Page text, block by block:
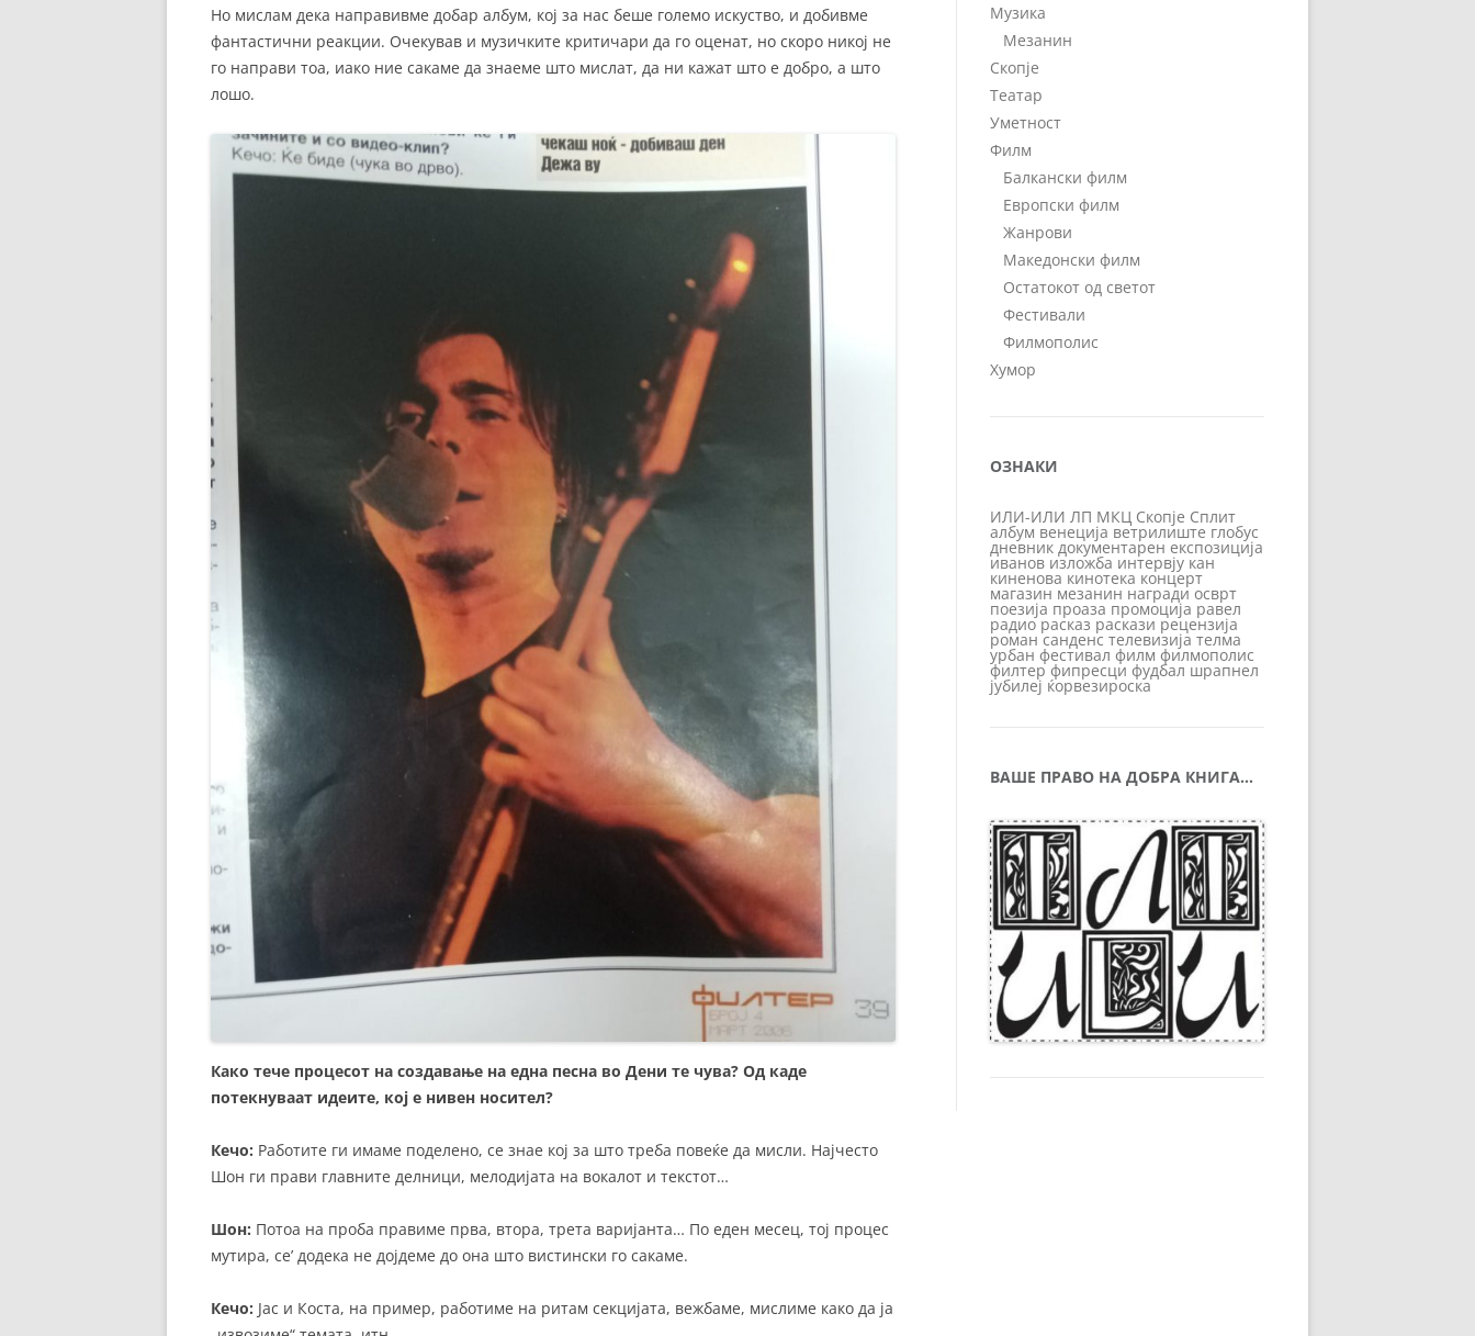
Но мислам дека направивме добар албум, кој за нас беше големо искуство, и добивме
фантастични реакции. Очекував и музичките критичари да го оценат, но скоро никој не
го направи тоа, иако ние сакаме да знаеме што мислат, да ни кажат што е добро, а што
лошо.
Како тече процесот на создавање на една песна во Дени те чува? Од каде
потекнуваат идеите, кој е нивен носител?
Кечо: Работите ги имаме поделено, се знае кој за што треба повеќе да мисли. Најчесто
Шон ги прави главните делници, мелодијата на вокалот и текстот…
Шон: Потоа на проба правиме прва, втора, трета варијанта… По еден месец, тој процес
мутира, се’ додека не дојдеме до она што вистински го сакаме.
Кечо: Јас и Коста, на пример, работиме на ритам секцијата, вежбаме, мислиме како да ја
Музика
Мезанин
Скопје
Театар
Уметност
Филм
Балкански филм
Европски филм
Жанрови
Македонски филм
Остатокот од светот
Фестивали
Филмополис
Хумор
ОЗНАКИ
ИЛИ-ИЛИ ЛП МКЦ Скопје Сплит
албум венеција ветрилиште глобус
дневник документарен експозиција
иванов изложба интервју кан
киненова кинотека концерт
магазин мезанин награди осврт
поезија проаза промоција равел
радио расказ раскази рецензија
роман санденс телевизија телма
урбан фестивал филм филмополис
филтер фипресци фудбал шрапнел
јубилеј ќорвезироска
ВАШЕ ПРАВО НА ДОБРА КНИГА…